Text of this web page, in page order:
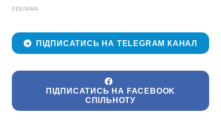
РЕКЛАМА
ПІДПИСАТИСЬ НА TELEGRAM КАНАЛ
ПІДПИСАТИСЬ НА FACEBOOK
СПІЛЬНОТУ